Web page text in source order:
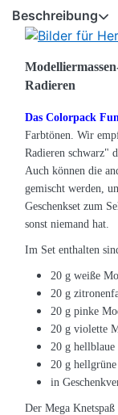
Beschreibung
Radieren
Das Colorpack
Farbtönen. Wir
Radieren schwarz"
Auch können die
gemischt werden,
Geschenkset zum
sonst niemand hat.
Im Set enthalten
20 g weiße
20 g
20 g pinke
20 g violette
20 g
20 g
in
Der Mega